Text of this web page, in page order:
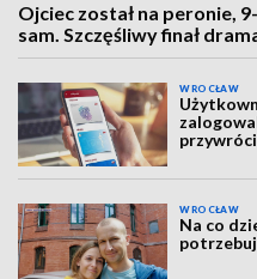
Ojciec został na peronie,
sam. Szczęśliwy finał
WROCŁAW
WROCŁAW
Na co